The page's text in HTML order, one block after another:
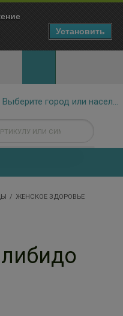
ЖЕНСКОЕ ЗДОРОВЬЕ
Установить